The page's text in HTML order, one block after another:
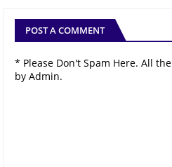
POST A COMMENT
* Please Don't Spam Here. All
by Admin.